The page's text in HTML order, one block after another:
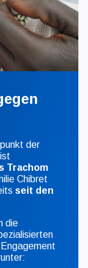
der
Trachom
Chibret
seit den
die